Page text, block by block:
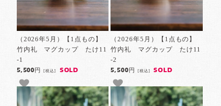
（2026年5月）【1点もの】
竹内礼 マグカップ たけ11
-1
5,500円[税込] SOLD
（2026年5月）【1点もの】
竹内礼 マグカップ たけ11
-2
5,500円 [税込] SOLD